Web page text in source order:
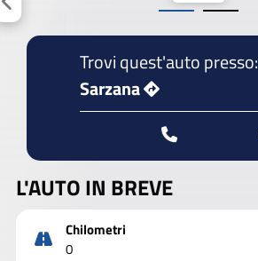
Trovi quest'auto presso:
Sarzana
L'AUTO IN BREVE
Chilometri
0